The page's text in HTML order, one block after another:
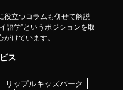
役立つコラムも併せて解説
語学”というポジションを取
けています。
ス
リップルキッズパーク